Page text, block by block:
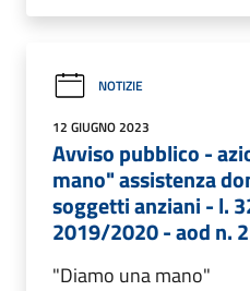
NOTIZIE
12 GIUGNO 2023
Avviso pubblico -
mano" assistenza
soggetti anziani - l.
2019/2020 - aod n.
"Diamo una mano"